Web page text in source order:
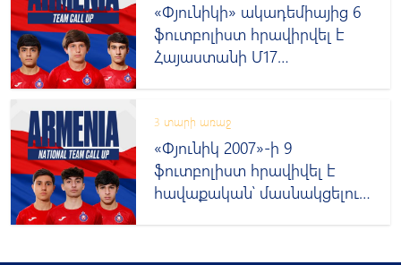
«Փյունիկի» ակադեմիայից 6
ֆուտբոլիստ հրավիրվել է
Հայաստանի Մ17
3 տարի առաջ
«Փյունիկ 2007»-ի 9
ֆուտբոլիստ հրավիվել է
հավաքական՝ մասնակցելու